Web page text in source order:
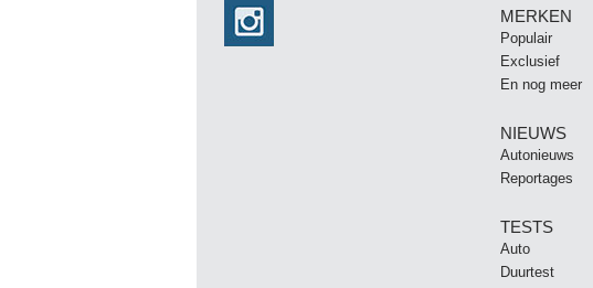
MERKEN
Populair
Exclusief
En nog meer
NIEUWS
Autonieuws
Reportages
TESTS
Auto
Duurtest